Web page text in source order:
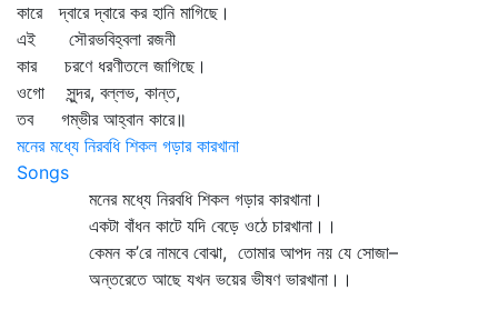
কারে দ্বারে দ্বারে কর হানি মাগিছে।
এই সৌরভবিহ্বলা রজনী
কার চরণে ধরণীতলে জাগিছে।
ওগো সুন্দর, বল্লভ, কান্ত,
তব গম্ভীর আহ্বান কারে॥
মনের মধ্যে নিরবধি শিকল গড়ার কারখানা
Songs
মনের মধ্যে নিরবধি শিকল গড়ার কারখানা।
একটা বাঁধন কাটে যদি বেড়ে ওঠে চারখানা।।
কেমন ক’রে নামবে বোঝা, তোমার আপদ নয় যে সোজা–
অন্তরেতে আছে যখন ভয়ের ভীষণ ভারখানা।।